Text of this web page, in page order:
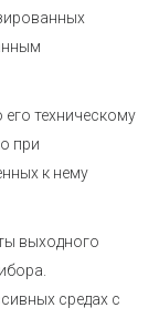
техническому
при
к нему
выходного
средах с